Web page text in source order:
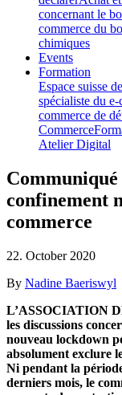
concernant le
commerce du
chimiques
Events
Formation
Espace suisse
spécialiste du
commerce de
Commerce
Atelier Digital
confinement
commerce
22. October 2020
By Nadine Baeriswyl
L’ASSOCIATION
les discussions
nouveau lockdown
absolument exclure
Ni pendant la
derniers mois, le